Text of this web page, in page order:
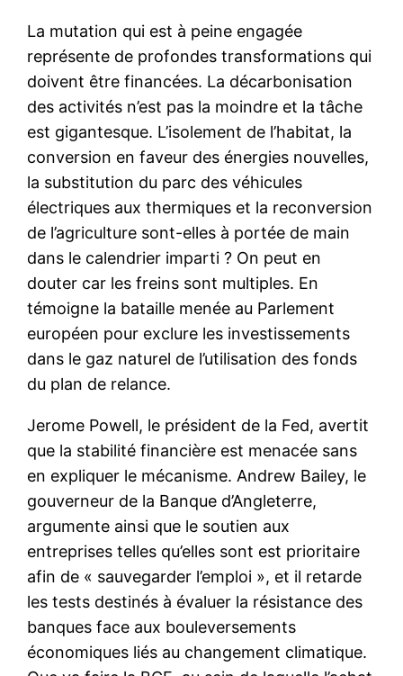
La mutation qui est à peine engagée
représente de profondes transformations qui
doivent être financées. La décarbonisation
des activités n’est pas la moindre et la tâche
est gigantesque. L’isolement de l’habitat, la
conversion en faveur des énergies nouvelles,
la substitution du parc des véhicules
électriques aux thermiques et la reconversion
de l’agriculture sont-elles à portée de main
dans le calendrier imparti ? On peut en
douter car les freins sont multiples. En
témoigne la bataille menée au Parlement
européen pour exclure les investissements
dans le gaz naturel de l’utilisation des fonds
du plan de relance.
Jerome Powell, le président de la Fed, avertit
que la stabilité financière est menacée sans
en expliquer le mécanisme. Andrew Bailey, le
gouverneur de la Banque d’Angleterre,
argumente ainsi que le soutien aux
entreprises telles qu’elles sont est prioritaire
afin de « sauvegarder l’emploi », et il retarde
les tests destinés à évaluer la résistance des
banques face aux bouleversements
économiques liés au changement climatique.